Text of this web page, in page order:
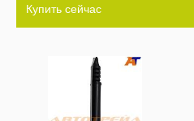
Купить сейчас